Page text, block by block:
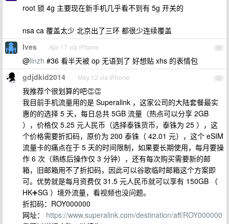
root 锁 4g 主要现在新手机几乎看不到有 5g 开关的
nsa ca 覆盖太少 北京出了三环 都很少连续覆盖
38
Ives Apr 17 via iPhone
@linzh #36 看半天被 op 无语到了 好想贴 xhs 的表情包
39
gdjdkid2014 May 12 via iPhone
我推荐个很划算的吧👏👏
我目前手机流量用的是 Superalink ，这家公司的大陆套餐最实
惠的的选择 5 天，每日总共 5GB 流量（热点可以分享 2GB
），价格仅 5.25 元人民币（选择泰铢货币，泰铢为 25 ），这
个价格需要折扣码，原价为 200 泰铢（ 42.01 元），这个 eSIM
流量卡的痛点在于 5 天的时间限制，如果要长期使用，每月要操
作 6 次（熟练后操作仅 3 分钟），还有每次购买需要新的邮
箱，旧邮箱用不了折扣码，因此可以谷歌临时邮箱这个方案即
可。优势就是每月资费仅 31.5 元人民币就可以享有 150GB （
HK➕SG ）境外流量，看视频也没问题。
折扣码：ROY000000
网址： https://www.superalink.com/destination/aff/ROY000000